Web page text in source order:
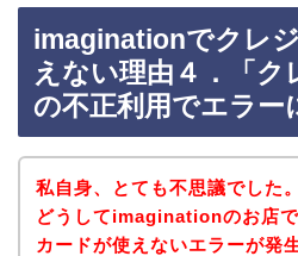
imaginationでクレ
えない理由４．「ク
の不正利用でエラー
私自身、とても不思議でした
どうしてimaginationのお店
カードが使えないエラーが発